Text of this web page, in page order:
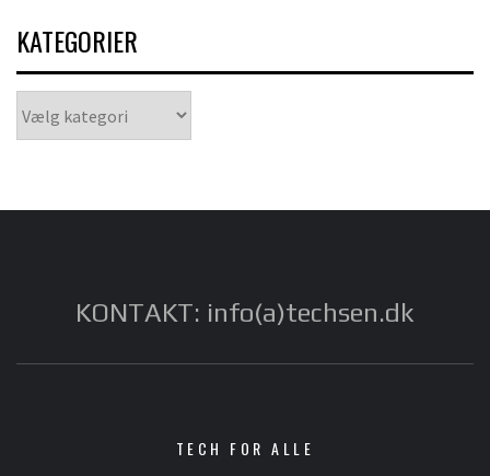
KATEGORIER
KONTAKT: info(a)techsen.dk
TECH FOR ALLE